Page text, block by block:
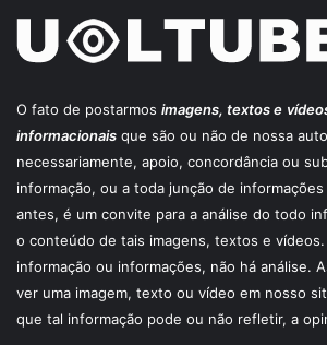
O fato de postarmos imagens, textos e
informacionais que são ou não de nossa
necessariamente, apoio, concordância ou
informação, ou a toda junção de
antes, é um convite para a análise do todo
o conteúdo de tais imagens, textos e vídeos.
informação ou informações, não há análise.
ver uma imagem, texto ou vídeo em nosso
que tal informação pode ou não refletir, a